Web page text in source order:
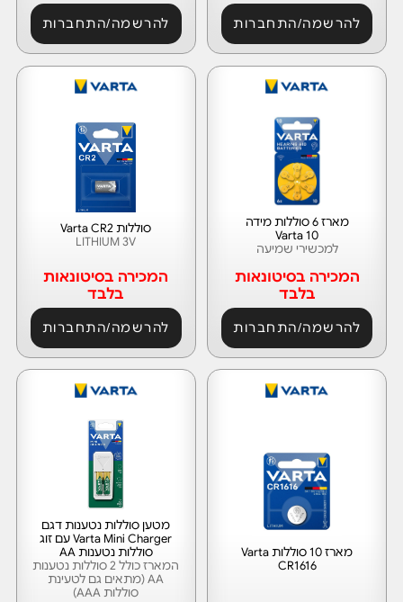
מארז 6 סוללות מידה
Varta 10
למכשירי שמיעה
המכירה בסיטונאות
בלבד
להרשמה/התחברות
סוללות Varta CR2
LITHIUM 3V
המכירה בסיטונאות
בלבד
להרשמה/התחברות
מארז 10 סוללות Varta
CR1616
מטען סוללות נטענות דגם
Varta Mini Charger עם זוג
סוללות נטענות AA
המארז כולל 2 סוללות נטענות
AA (מתאים גם לטעינת
סוללות AAA)
להרשמה/התחברות להרשמה/התחברות